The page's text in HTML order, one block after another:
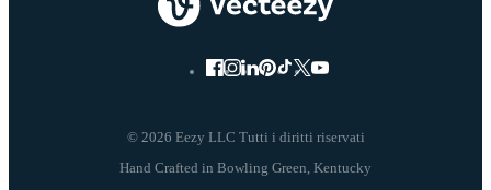
© 2026 Eezy LLC Tutti i diritti riservati